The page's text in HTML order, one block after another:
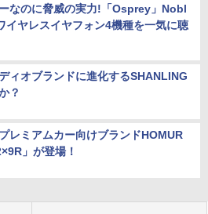
なのに脅威の実力!「Osprey」Nobl
イヤレスイヤフォン4機種を一気に聴
ィオブランドに進化するSHANLING
？
レミアムカー向けブランドHOMUR
」が登場！